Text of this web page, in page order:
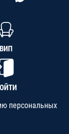
ВИП
персональных